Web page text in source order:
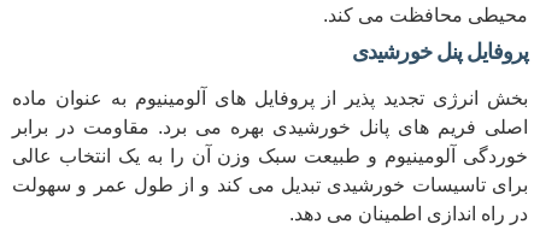
محیطی محافظت می کند.
پروفایل پنل خورشیدی
بخش انرژی تجدید پذیر از پروفایل های آلومینیوم به عنوان ماده
اصلی فریم های پانل خورشیدی بهره می برد. مقاومت در برابر
خوردگی آلومینیوم و طبیعت سبک وزن آن را به یک انتخاب عالی
برای تاسیسات خورشیدی تبدیل می کند و از طول عمر و سهولت
در راه اندازی اطمینان می دهد.